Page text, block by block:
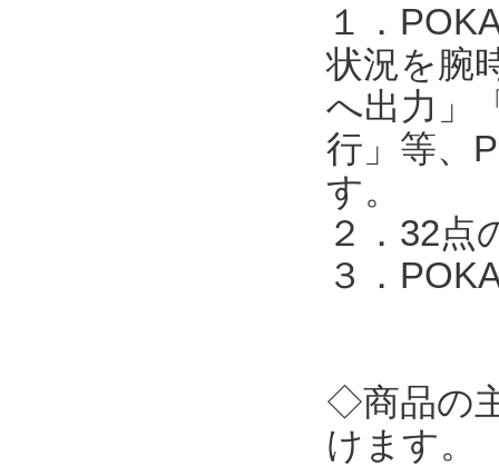
１．
状況を腕
へ出力」
行」等、
す。
２．32点
３．
◇商品の
けます。